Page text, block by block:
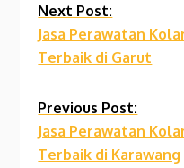
Continue
Reading
Next Post:
Jasa Perawatan
Terbaik di Garut
Previous Post:
Jasa Perawatan
Terbaik di Karawang